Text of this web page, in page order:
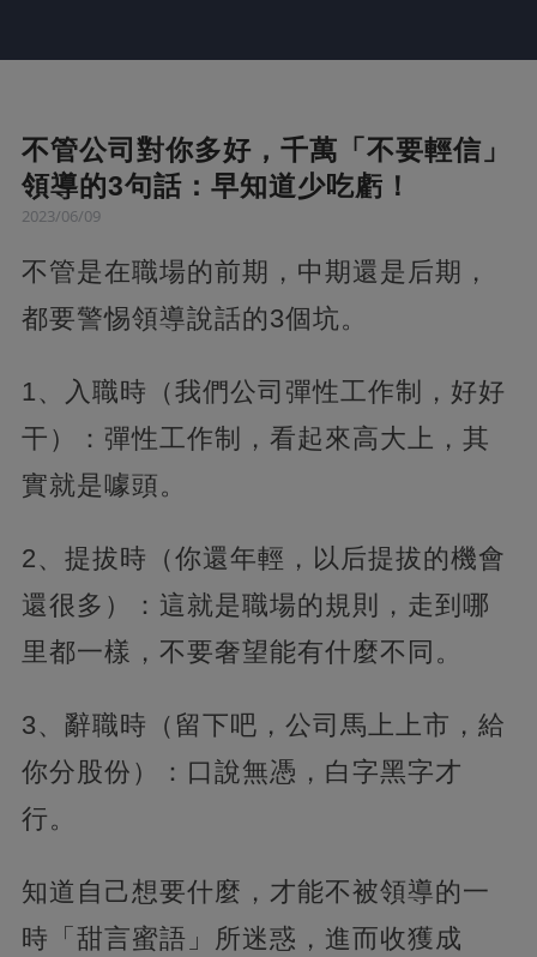
不管公司對你多好，千萬「不要輕信」
領導的3句話：早知道少吃虧！
2023/06/09
不管是在職場的前期，中期還是后期，
都要警惕領導說話的3個坑。
1、入職時（我們公司彈性工作制，好好
干）：彈性工作制，看起來高大上，其
實就是噱頭。
2、提拔時（你還年輕，以后提拔的機會
還很多）：這就是職場的規則，走到哪
里都一樣，不要奢望能有什麼不同。
3、辭職時（留下吧，公司馬上上市，給
你分股份）：口說無憑，白字黑字才
行。
知道自己想要什麼，才能不被領導的一
時「甜言蜜語」所迷惑，進而收獲成